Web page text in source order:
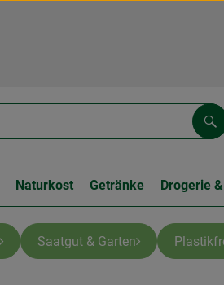
Naturkost Getränke Drogerie
Saatgut & Garten